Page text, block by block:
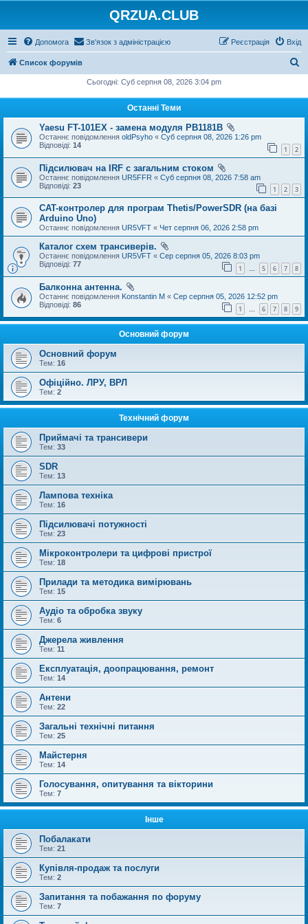
QRZUA.CLUB
Допомога Зв'язок з адміністрацією Вхід
Реєстрація
Список форумів
Сьогодні: Суб серпня 08, 2026 3:04 pm
Останні Теми
Yaesu FT-101EX - замена модуля PB1181B
Останнє повідомлення oldPsyho « Суб серпня 08, 2026 1:26 pm
Відповіді: 14 1 2
Підсилювач на IRF с загальним стоком
Останнє повідомлення UR5FFR « Суб серпня 08, 2026 7:58 am
Відповіді: 23 1 2 3
CAT-контролер для програм Thetis/PowerSDR (на базі
Arduino Uno)
Останнє повідомлення UR5VFT « Чет серпня 06, 2026 2:58 pm
Каталог схем трансиверів.
Останнє повідомлення UR5VFT « Сер серпня 05, 2026 8:03 pm
Відповіді: 77 1 … 5 6 7 8
Балконна антенна.
Останнє повідомлення Konstantin M « Сер серпня 05, 2026 12:52 pm
Відповіді: 86 1 … 6 7 8 9
Основний форум
Основний форум
Тем: 16
Офіційно. ЛРУ, ВРЛ
Тем: 2
Технічний форум
Приймачі та трансивери
Тем: 33
SDR
Тем: 13
Лампова техніка
Тем: 16
Підсилювачі потужності
Тем: 23
Мікроконтролери та цифрові пристрої
Тем: 18
Прилади та методика вимірювань
Тем: 15
Аудіо та обробка звуку
Тем: 6
Джерела живлення
Тем: 11
Експлуатація, доопрацювання, ремонт
Тем: 14
Антени
Тем: 22
Загальні технічні питання
Тем: 25
Майстерня
Тем: 14
Голосування, опитування та вікторини
Тем: 7
Інше
Побалакати
Тем: 21
Купівля-продаж та послуги
Тем: 2
Запитання та побажання по форуму
Тем: 7